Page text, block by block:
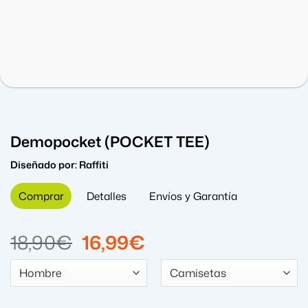
Demopocket (POCKET TEE)
Diseñado por:Raffiti
Comprar Detalles Envíos y Garantía
18,90€ El
precio
original
16,99€
precio
actual